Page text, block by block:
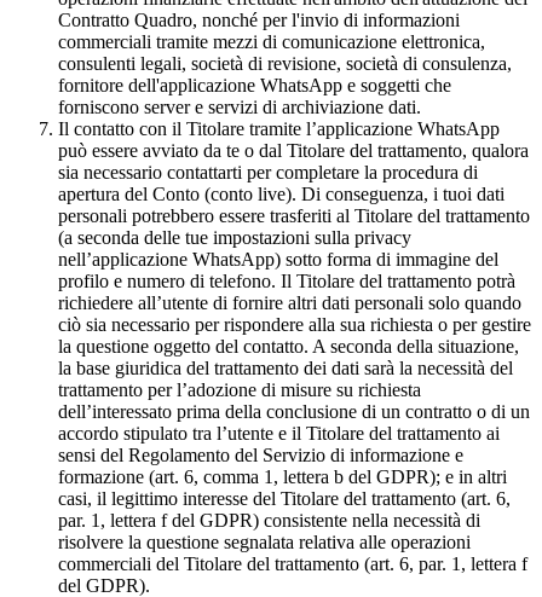
Contratto Quadro, nonché per l'invio di informazioni
commerciali tramite mezzi di comunicazione elettronica,
consulenti legali, società di revisione, società di consulenza,
fornitore dell'applicazione WhatsApp e soggetti che
forniscono server e servizi di archiviazione dati.
Il contatto con il Titolare tramite l’applicazione WhatsApp
può essere avviato da te o dal Titolare del trattamento, qualora
sia necessario contattarti per completare la procedura di
apertura del Conto (conto live). Di conseguenza, i tuoi dati
personali potrebbero essere trasferiti al Titolare del trattamento
(a seconda delle tue impostazioni sulla privacy
nell’applicazione WhatsApp) sotto forma di immagine del
profilo e numero di telefono. Il Titolare del trattamento potrà
richiedere all’utente di fornire altri dati personali solo quando
ciò sia necessario per rispondere alla sua richiesta o per gestire
la questione oggetto del contatto. A seconda della situazione,
la base giuridica del trattamento dei dati sarà la necessità del
trattamento per l’adozione di misure su richiesta
dell’interessato prima della conclusione di un contratto o di un
accordo stipulato tra l’utente e il Titolare del trattamento ai
sensi del Regolamento del Servizio di informazione e
formazione (art. 6, comma 1, lettera b del GDPR); e in altri
casi, il legittimo interesse del Titolare del trattamento (art. 6,
par. 1, lettera f del GDPR) consistente nella necessità di
risolvere la questione segnalata relativa alle operazioni
commerciali del Titolare del trattamento (art. 6, par. 1, lettera f
del GDPR).